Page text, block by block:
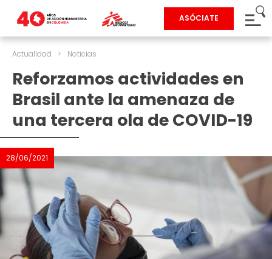
ASÓCIATE
Actualidad > Noticias
Reforzamos actividades en
Brasil ante la amenaza de
una tercera ola de COVID-19
28/06/2021